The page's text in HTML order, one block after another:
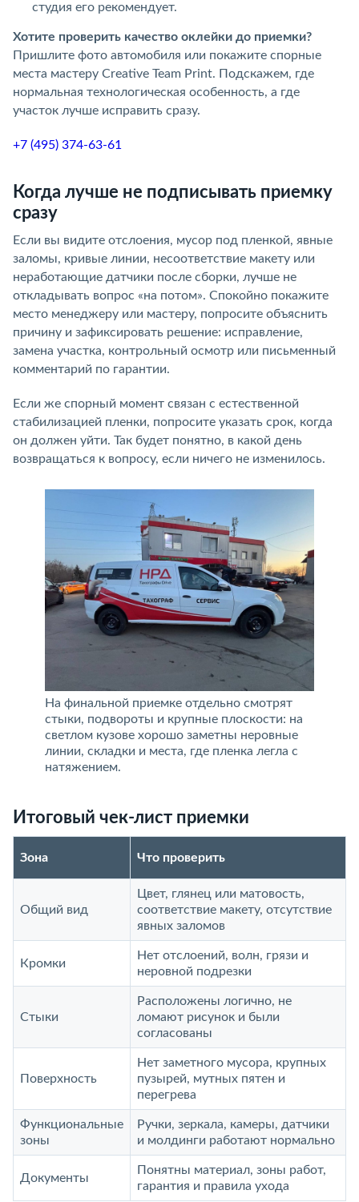
студия его рекомендует.
Хотите проверить качество оклейки до приемки?
Пришлите фото автомобиля или покажите спорные
места мастеру Creative Team Print. Подскажем, где
нормальная технологическая особенность, а где
участок лучше исправить сразу.
+7 (495) 374-63-61
Когда лучше не подписывать приемку
сразу
Если вы видите отслоения, мусор под пленкой, явные
заломы, кривые линии, несоответствие макету или
неработающие датчики после сборки, лучше не
откладывать вопрос «на потом». Спокойно покажите
место менеджеру или мастеру, попросите объяснить
причину и зафиксировать решение: исправление,
замена участка, контрольный осмотр или письменный
комментарий по гарантии.
Если же спорный момент связан с естественной
стабилизацией пленки, попросите указать срок, когда
он должен уйти. Так будет понятно, в какой день
возвращаться к вопросу, если ничего не изменилось.
На финальной приемке отдельно смотрят
стыки, подвороты и крупные плоскости: на
светлом кузове хорошо заметны неровные
линии, складки и места, где пленка легла с
натяжением.
Итоговый чек-лист приемки
Зона Что проверить
Общий вид
Цвет, глянец или матовость,
соответствие макету, отсутствие
явных заломов
Кромки
Нет отслоений, волн, грязи и
неровной подрезки
Стыки
Расположены логично, не
ломают рисунок и были
согласованы
Поверхность
Нет заметного мусора, крупных
пузырей, мутных пятен и
перегрева
Функциональные
зоны
Ручки, зеркала, камеры, датчики
и молдинги работают нормально
Документы
Понятны материал, зоны работ,
гарантия и правила ухода